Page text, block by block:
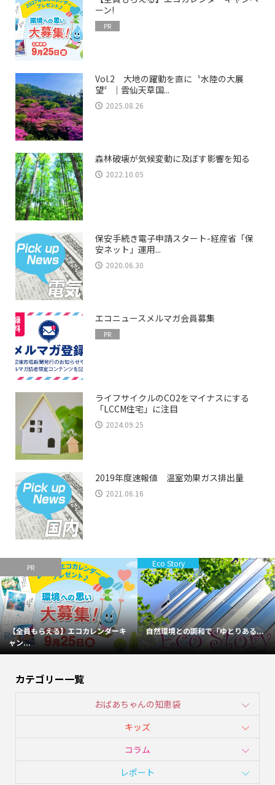
ーン!
PR
Vol.2 大地の躍動を直に〝水陸の大展
望〞｜雲仙天草国...
2025.08.26
森林破壊が気候変動に及ぼす影響を知る
2022.10.05
保安手続き電子申請スタート-経産省「保
安ネット」運用...
2020.06.30
エコニュースメルマガ会員募集
PR
ライフサイクルのCO2をマイナスにする
「LCCM住宅」に注目
2024.09.25
2019年度速報値 温室効果ガス排出量
2021.06.16
PR
【全員もらえる】エコカレンダーキ
ャン...
Eco Story
自然環境との調和で「ゆとりある...
カテゴリー一覧
おばあちゃんの知恵袋
キッズ
コラム
レポート